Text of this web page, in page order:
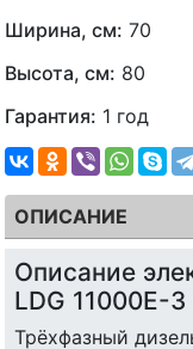
Ширина, см: 70
Высота, см: 80
Гарантия: 1 год
ОПИСАНИЕ
Описание
LDG 11000E-
Трёхфазный